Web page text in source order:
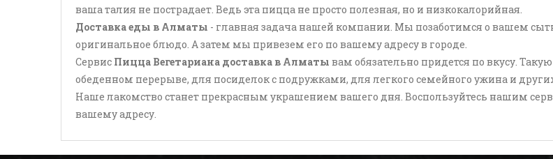
ваша талия не пострадает. Ведь эта пицца не просто полезная, но и низкокалорийная.
Доставка еды в Алматы - главная задача нашей компании. Мы позаботимся о вашем
оригинальное блюдо. А затем мы привезем его по вашему адресу в городе.
Сервис Пицца Вегетариана доставка в Алматы вам обязательно придется по вкусу.
обеденном перерыве, для посиделок с подружками, для легкого семейного ужина и
Наше лакомство станет прекрасным украшением вашего дня. Воспользуйтесь нашим
вашему адресу.